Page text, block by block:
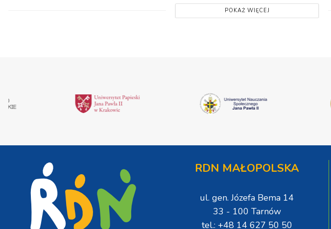
POKAŻ WIĘCEJ
RDN MAŁOPOLSKA
ul. gen. Józefa Bema 14
33 - 100 Tarnów
tel.: +48 14 627 50 50